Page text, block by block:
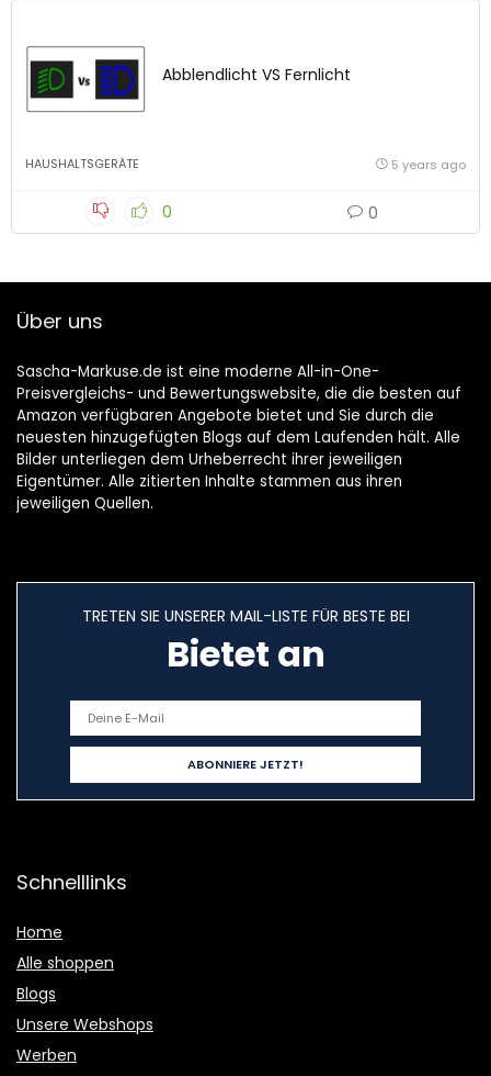
Abblendlicht VS Fernlicht
HAUSHALTSGERÄTE 5 years ago
0 0
Über uns
Sascha-Markuse.de ist eine moderne All-in-One-
Preisvergleichs- und Bewertungswebsite, die die besten auf
Amazon verfügbaren Angebote bietet und Sie durch die
neuesten hinzugefügten Blogs auf dem Laufenden hält. Alle
Bilder unterliegen dem Urheberrecht ihrer jeweiligen
Eigentümer. Alle zitierten Inhalte stammen aus ihren
jeweiligen Quellen.
TRETEN SIE UNSERER MAIL-LISTE FÜR BESTE BEI
Bietet an
Schnelllinks
Home
Alle shoppen
Blogs
Unsere Webshops
Werben